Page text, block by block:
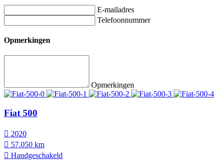
E-mailadres
Telefoonnummer
Opmerkingen
Opmerkingen
Fiat 500
2020
57.050 km
Hand­geschakeld